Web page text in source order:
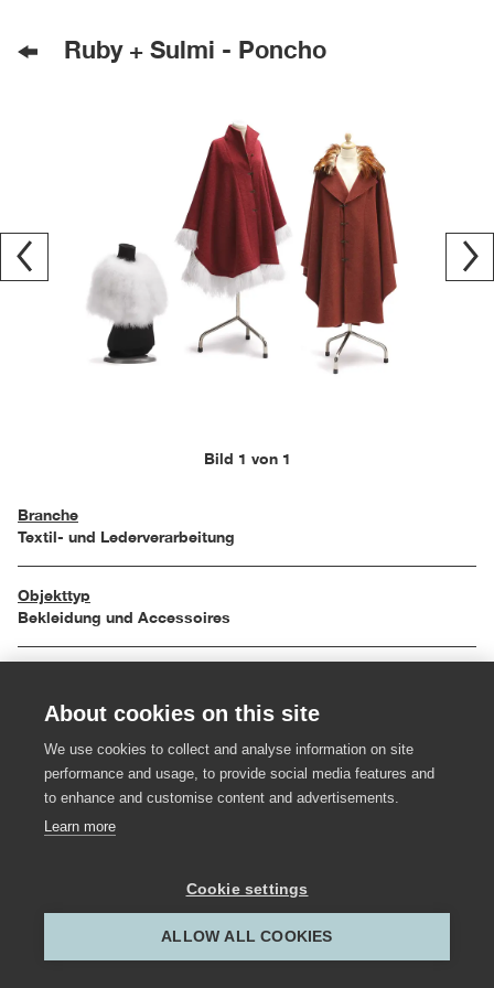
Ruby + Sulmi - Poncho
Bild 1 von 1
Branche
Textil- und Lederverarbeitung
Objekttyp
Bekleidung und Accessoires
Material
Alpaka Wolle, Federn
Hersteller:in
Gestalter:in
About cookies on this site
We use cookies to collect and analyse information on site
performance and usage, to provide social media features and
to enhance and customise content and advertisements.
Learn more
Cookie settings
ALLOW ALL COOKIES